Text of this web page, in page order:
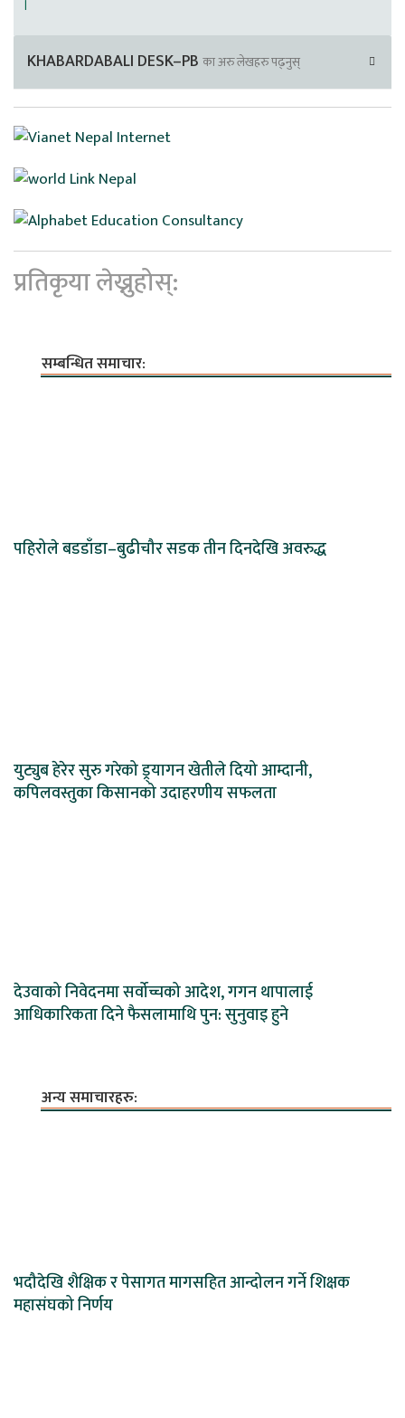
।
KHABARDABALI DESK–PB का अरु लेखहरु पढ्नुस्
प्रतिकृया लेख्नुहोस्:
सम्बन्धित समाचार:
पहिरोले बडडाँडा–बुढीचौर सडक तीन दिनदेखि अवरुद्ध
युट्युब हेरेर सुरु गरेको ड्र्यागन खेतीले दियो आम्दानी,
कपिलवस्तुका किसानको उदाहरणीय सफलता
देउवाको निवेदनमा सर्वोच्चको आदेश, गगन थापालाई
आधिकारिकता दिने फैसलामाथि पुन: सुनुवाइ हुने
अन्य समाचारहरु:
भदौदेखि शैक्षिक र पेसागत मागसहित आन्दोलन गर्ने शिक्षक
महासंघको निर्णय